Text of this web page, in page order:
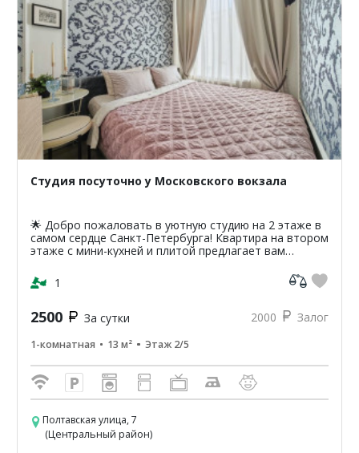
Студия посуточно у Московского вокзала
🌟 Добро пожаловать в уютную студию на 2 этаже в
самом сердце Санкт-Петербурга! Квартира на втором
этаже с мини-кухней и плитой предлагает вам
классики...
1
2500 За сутки 2000 Залог
1-комнатная 13 м² Этаж 2/5
Полтавская улица, 7
(Центральный район)